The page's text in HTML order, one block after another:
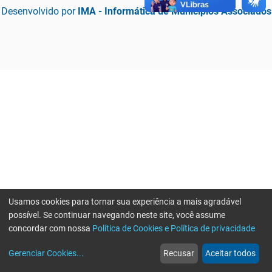
Desenvolvido por IMA - Informática de Municípios Associados
web
Notícias
more_horiz
Mais
Usamos cookies para tornar sua experiência a mais agradável
possível. Se continuar navegando neste site, você assume
concordar com nossa Política de Cookies e Política de privacidade
Gerenciar Cookies... Recusar Aceitar todos
Erro ao enviar informações, por favor tente novamente